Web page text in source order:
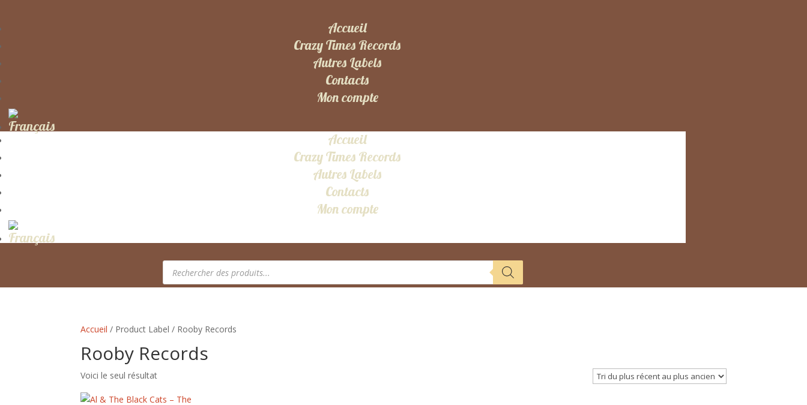
Accueil
Crazy Times Records
Autres Labels
Contacts
Mon compte
Accueil
Crazy Times Records
Autres Labels
Contacts
Mon compte
Recherche
produits
Accueil / Product Label / Rooby Records
Rooby Records
Voici le seul résultat